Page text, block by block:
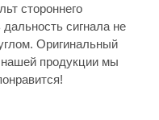
стороннего
сигнала не
Оригинальный
нашей продукции мы